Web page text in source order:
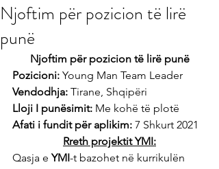
Njoftim për pozicion të lirë
punë
Njoftim për pozicion të lirë punë
Pozicioni: Young Man Team Leader
Vendodhja: Tirane, Shqipëri
Lloji I punësimit: Me kohë të plotë
Afati i fundit për aplikim: 7 Shkurt 2021
Rreth projektit YMI:
Qasja e YMI-t bazohet në kurrikulën